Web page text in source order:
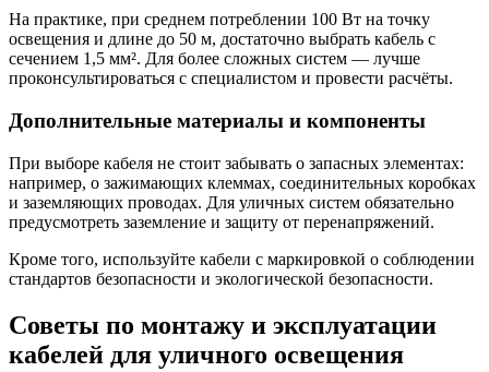
На практике, при среднем потреблении 100 Вт на точку
освещения и длине до 50 м, достаточно выбрать кабель с
сечением 1,5 мм². Для более сложных систем — лучше
проконсультироваться с специалистом и провести расчёты.
Дополнительные материалы и компоненты
При выборе кабеля не стоит забывать о запасных элементах:
например, о зажимающих клеммах, соединительных коробках
и заземляющих проводах. Для уличных систем обязательно
предусмотреть заземление и защиту от перенапряжений.
Кроме того, используйте кабели с маркировкой о соблюдении
стандартов безопасности и экологической безопасности.
Советы по монтажу и эксплуатации
кабелей для уличного освещения